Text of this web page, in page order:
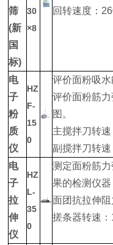
筛
(新
国
标)
30
×8
回转速度：
电
子
粉
质
仪
HZ
F-
15
0
评价面粉吸
评价面粉筋
图。
主搅拌刀转
副搅拌刀转
电
子
拉
伸
仪
HZ
L-
35
0
测定面粉筋
果的检测仪
面团抗拉伸阻
搓条器转速